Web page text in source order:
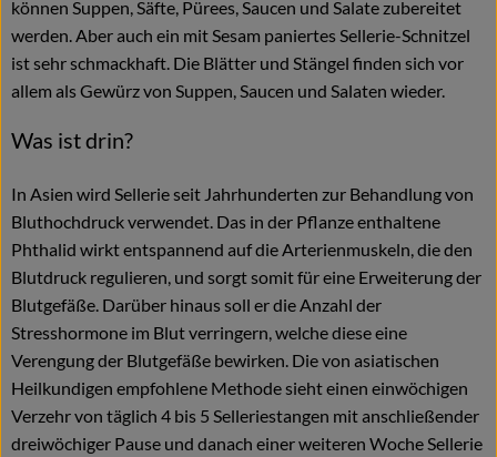
können Suppen, Säfte, Pürees, Saucen und Salate zubereitet
werden. Aber auch ein mit Sesam paniertes Sellerie-Schnitzel
ist sehr schmackhaft. Die Blätter und Stängel finden sich vor
allem als Gewürz von Suppen, Saucen und Salaten wieder.
Was ist drin?
In Asien wird Sellerie seit Jahrhunderten zur Behandlung von
Bluthochdruck verwendet. Das in der Pflanze enthaltene
Phthalid wirkt entspannend auf die Arterienmuskeln, die den
Blutdruck regulieren, und sorgt somit für eine Erweiterung der
Blutgefäße. Darüber hinaus soll er die Anzahl der
Stresshormone im Blut verringern, welche diese eine
Verengung der Blutgefäße bewirken. Die von asiatischen
Heilkundigen empfohlene Methode sieht einen einwöchigen
Verzehr von täglich 4 bis 5 Selleriestangen mit anschließender
dreiwöchiger Pause und danach einer weiteren Woche Sellerie